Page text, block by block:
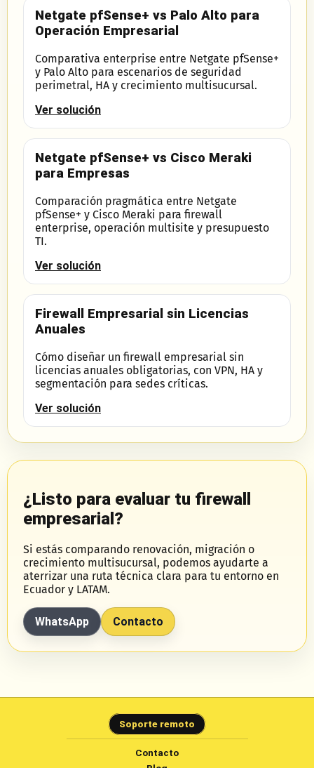
Netgate pfSense+ vs Palo Alto para
Operación Empresarial
Comparativa enterprise entre Netgate pfSense+
y Palo Alto para escenarios de seguridad
perimetral, HA y crecimiento multisucursal.
Ver solución
Netgate pfSense+ vs Cisco Meraki
para Empresas
Comparación pragmática entre Netgate
pfSense+ y Cisco Meraki para firewall
enterprise, operación multisite y presupuesto
TI.
Ver solución
Firewall Empresarial sin Licencias
Anuales
Cómo diseñar un firewall empresarial sin
licencias anuales obligatorias, con VPN, HA y
segmentación para sedes críticas.
Ver solución
¿Listo para evaluar tu firewall
empresarial?
Si estás comparando renovación, migración o
crecimiento multisucursal, podemos ayudarte a
aterrizar una ruta técnica clara para tu entorno en
Ecuador y LATAM.
WhatsApp Contacto
Soporte remoto
Contacto